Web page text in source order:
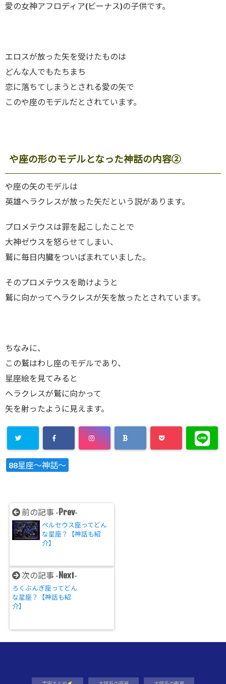
愛の女神アフロディア(ビーナス)の子供です。
エロスが放った矢を受けたものは
どんな人でもたちまち
恋に落ちてしまうとされる愛の矢で
このや座のモデルだとされています。
や座の形のモデルとなった神話の内容②
や座の矢のモデルは
英雄ヘラクレスが放った矢だという説があります。
プロメテウスは罪を起こしたことで
大神ゼウスを怒らせてしまい、
鷲に毎日内臓をついばまれていました。
そのプロメテウスを助けようと
鷲に向かってヘラクレスが矢を放ったとされています。
ちなみに、
この鷲はわし座のモデルであり、
星座絵を見てみると
ヘラクレスが鷲に向かって
矢を射ったように見えます。
88星座～神話～
前の記事 - Prev-
ペルセウス座ってどん
な星座？【神話も紹
介】
次の記事 - Next-
ろくぶんぎ座ってどん
な星座？【神話も紹
介】